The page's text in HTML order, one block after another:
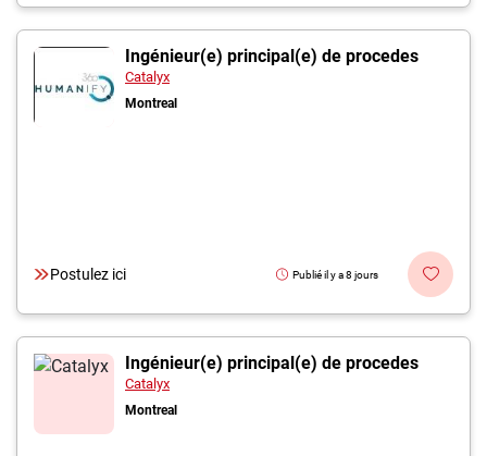
Ingénieur(e) principal(e) de procedes
Catalyx
Montreal
Postulez ici Publié il y a 8 jours
Ingénieur(e) principal(e) de procedes
Catalyx
Montreal